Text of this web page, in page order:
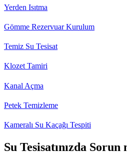
Yerden Isıtma
Gömme Rezervuar Kurulum
Temiz Su Tesisat
Klozet Tamiri
Kanal Açma
Petek Temizleme
Kameralı Su Kaçağı Tespiti
Su Tesisatınızda Sorun